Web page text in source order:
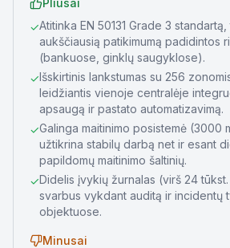
Pliusai
✓Atitinka EN 50131 Grade 3
aukščiausią patikimumą padidintos
(bankuose, ginklų saugyklose).
✓Išskirtinis lankstumas su 256
leidžiantis vienoje centralėje
apsaugą ir pastato automatizavimą.
✓Galinga maitinimo posistemė (3000
užtikrina stabilų darbą net ir esant
papildomų maitinimo šaltinių.
✓Didelis įvykių žurnalas (virš 24
svarbus vykdant auditą ir incidentų
objektuose.
Minusai